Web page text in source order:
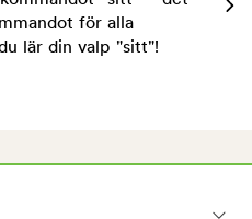
för alla
lär din valp "sitt"!